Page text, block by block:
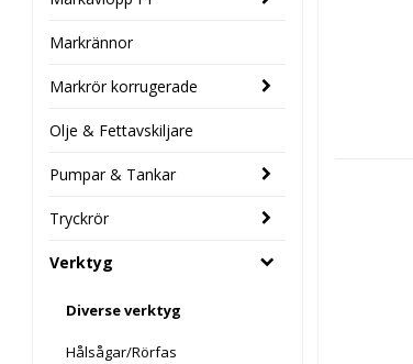
Markrännor
Markrör korrugerade
Olje & Fettavskiljare
Pumpar & Tankar
Tryckrör
Verktyg
Diverse verktyg
Hålsågar/Rörfas